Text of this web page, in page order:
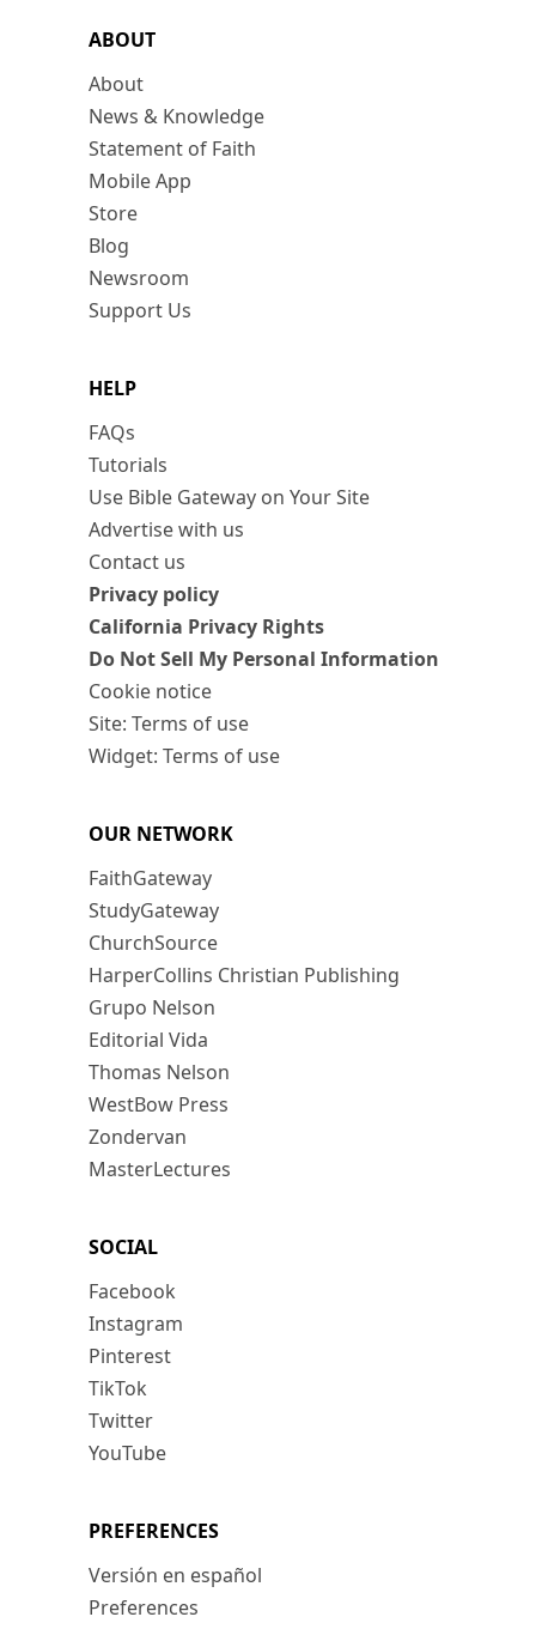
ABOUT
About
News & Knowledge
Statement of Faith
Mobile App
Store
Blog
Newsroom
Support Us
HELP
FAQs
Tutorials
Use Bible Gateway on Your Site
Advertise with us
Contact us
Privacy policy
California Privacy Rights
Do Not Sell My Personal Information
Cookie notice
Site: Terms of use
Widget: Terms of use
OUR NETWORK
FaithGateway
StudyGateway
ChurchSource
HarperCollins Christian Publishing
Grupo Nelson
Editorial Vida
Thomas Nelson
WestBow Press
Zondervan
MasterLectures
SOCIAL
Facebook
Instagram
Pinterest
TikTok
Twitter
YouTube
PREFERENCES
Versión en español
Preferences